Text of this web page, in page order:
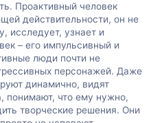
Проактивный человек
действительности, он не
исследует, узнает и
– его импульсивный и
люди почти не
персонажей. Даже
динамично, видят
понимают, что ему нужно,
творческие решения. Они